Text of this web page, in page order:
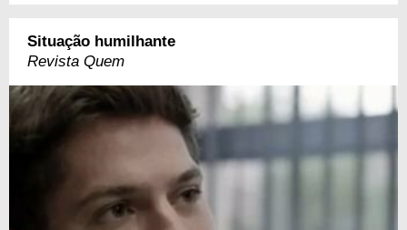
Situação humilhante
Revista Quem